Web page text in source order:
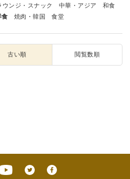
ウンジ・スナック 中華・アジア
和食
食 焼肉・韓国 食堂
古い順 閲覧数順